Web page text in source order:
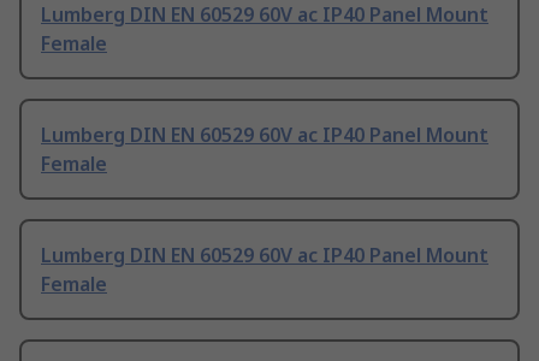
Lumberg DIN EN 60529 60V ac IP40 Panel Mount
Female
Lumberg DIN EN 60529 60V ac IP40 Panel Mount
Female
Lumberg DIN EN 60529 60V ac IP40 Panel Mount
Female